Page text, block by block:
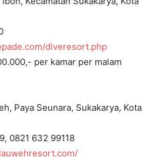
diveresort.php
per kamar per malam
Paya Seunara, Sukakarya, Kota
0821 632 99118